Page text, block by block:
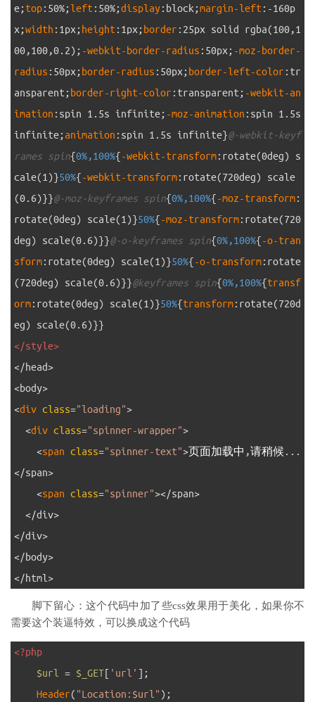
e; top: 50%;left : 50%;display: block ;margin-left : -160p
x ;width : 1px ; height : 1px ; border : 25px solid rgba(100,1
00,100,0.2) ; -webkit-border-radius : 50px ; -moz-border-
radius : 50px ; border-radius : 50px ; border-left-color : tr
ansparent ; border-right-color : transparent ; -webkit-an
imation : spin 1.5s infinite; -moz-animation : spin
1.5s
infinite; animation : spin 1.5s infinite}@-webkit-keyf
rames spin{0%,100%{-webkit-transform: rotate(0deg)
s
cale(1 )}50%{-webkit-transform: rotate(720deg)
scale
(0.6)}}@-moz-keyframes spin{0%,100%{-moz-transform:
rotate(0deg) scale(1 )}50%{-moz-transform: rotate(720
deg) scale(0.6)}}@-o-keyframes spin{0%,100%{-o-tran
sform: rotate(0deg) scale(1 )}50%{-o-transform: rotate
(720deg) scale(0.6)}}@keyframes spin{0%,100%{transf
orm: rotate(0deg) scale(1 )}50%{transform: rotate(720d
eg) scale(0.6)}}
</style>
</head>
<body>
<div class="loading">
<div class="spinner-wrapper">
<span class="spinner-text">页面加载中 ,请稍候 . . .
</span>
<span class="spinner"></span>
</div>
</div>
</body>
</html>
脚下留心：这个代码中加了些css效果用于美化，如果你不
需要这个装逼特效，可以换成这个代码
<?php
$url = $_GET[ 'url' ] ;
Header( "Location:$url" ) ;